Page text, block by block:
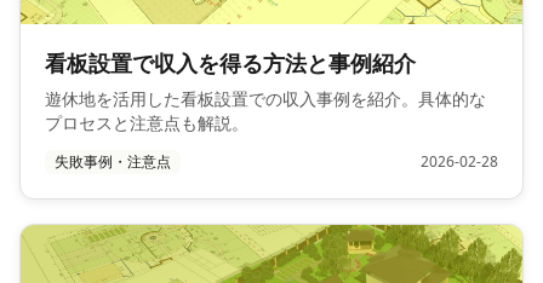
看板設置で収入を得る方法と事例紹介
遊休地を活用した看板設置での収入事例を紹介。具体的な
プロセスと注意点も解説。
失敗事例・注意点 2026-02-28